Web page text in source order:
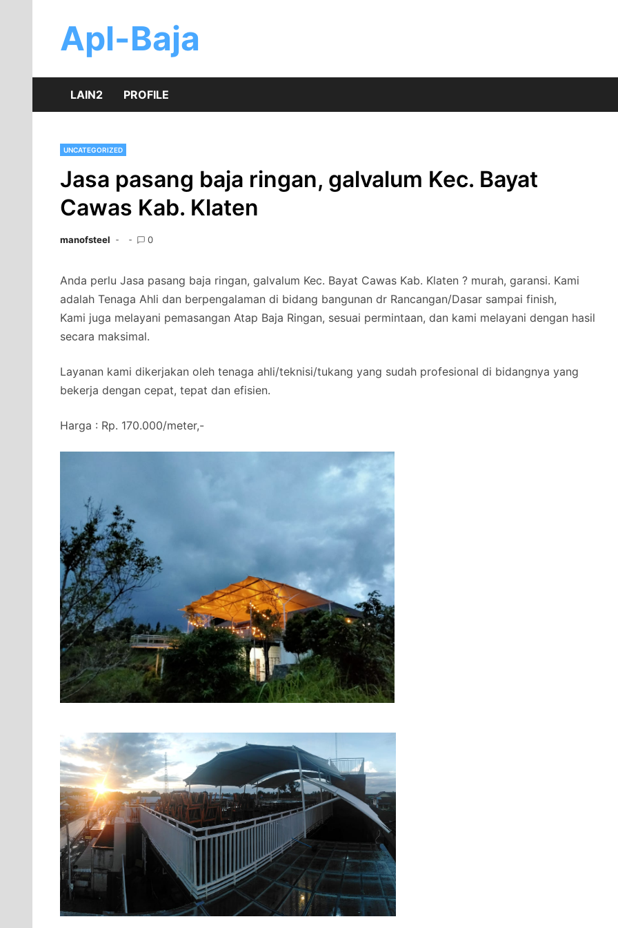
contentApl-Baja
LAIN2 PROFILE
UNCATEGORIZED
Jasa pasang baja ringan, galvalum Kec. Bayat
Cawas Kab. Klaten
manofsteel 0
Anda perlu Jasa pasang baja ringan, galvalum Kec. Bayat Cawas Kab. Klaten ? murah, garansi. Kami
adalah Tenaga Ahli dan berpengalaman di bidang bangunan dr Rancangan/Dasar sampai finish,
Kami juga melayani pemasangan Atap Baja Ringan, sesuai permintaan, dan kami melayani dengan hasil
secara maksimal.
Layanan kami dikerjakan oleh tenaga ahli/teknisi/tukang yang sudah profesional di bidangnya yang
bekerja dengan cepat, tepat dan efisien.
Harga : Rp. 170.000/meter,-